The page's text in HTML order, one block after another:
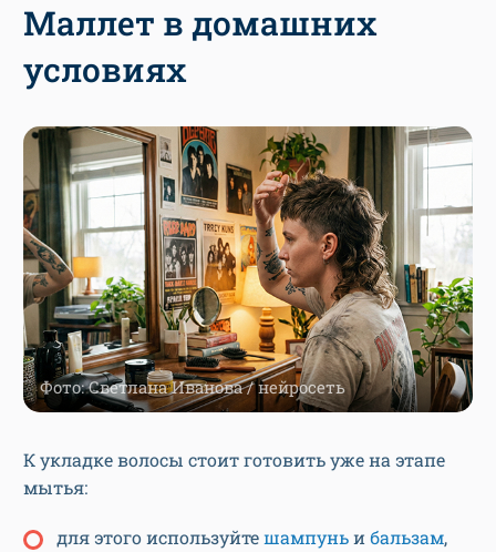
Маллет в домашних
условиях
Фото: Светлана Иванова / нейросеть
К укладке волосы стоит готовить уже на этапе
мытья:
для этого используйтешампуньи бальзам,